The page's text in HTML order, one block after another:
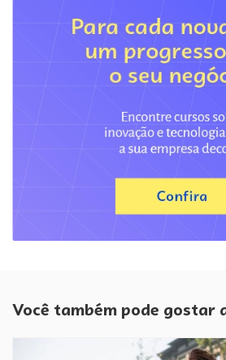
Você também pode gostar